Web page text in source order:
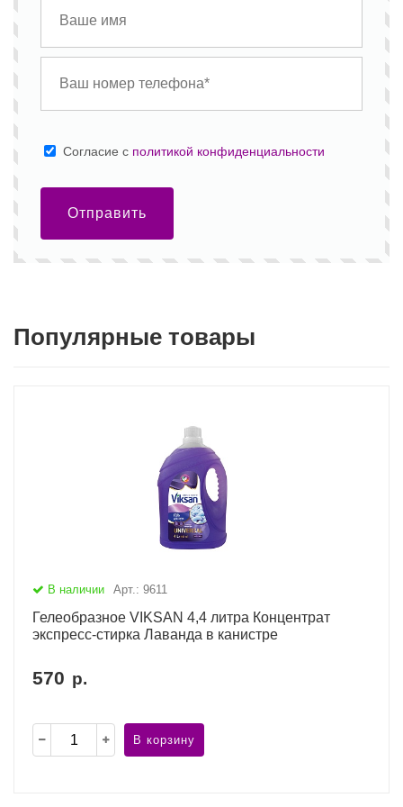
Cогласие с политикой конфиденциальности
Отправить
Популярные товары
В наличии Арт.: 9611
Гелеобразное VIKSAN 4,4 литра Концентрат
экспресс-стирка Лаванда в канистре
570 р.
В корзину